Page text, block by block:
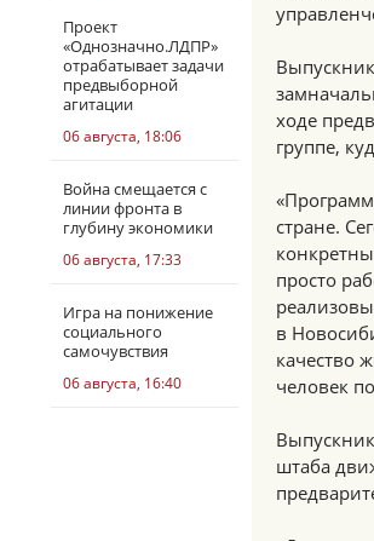
Проект
«Однозначно.ЛДПР»
отрабатывает задачи
предвыборной
агитации
06 августа, 18:06
Война смещается с
линии фронта в
глубину экономики
06 августа, 17:33
Игра на понижение
социального
самочувствия
06 августа, 16:40
ходе
группе,
стране.
просто
в
качество
человек
штаба